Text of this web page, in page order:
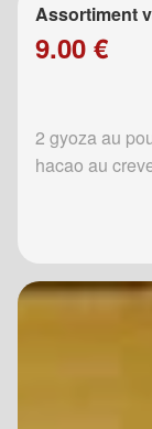
Assortiment
9.00 €
2 gyoza au
hacao au